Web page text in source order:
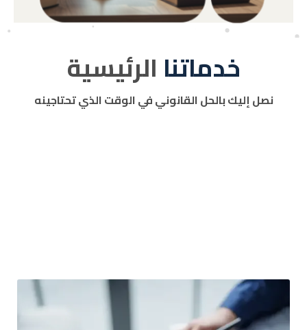
خدماتنا الرئيسية
نصل إليك بالحل القانوني في الوقت الذي تحتاجينه